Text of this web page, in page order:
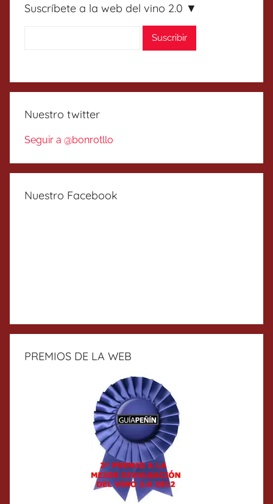
Suscríbete a la web del vino 2.0 ▼
Nuestro twitter
Seguir a @bonrotllo
Nuestro Facebook
PREMIOS DE LA WEB